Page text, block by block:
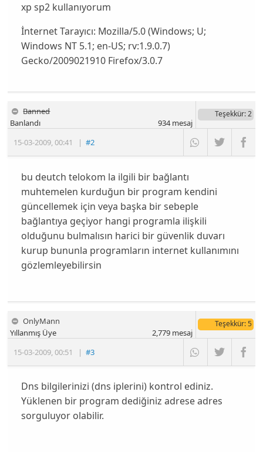
xp sp2 kullanıyorum
İnternet Tarayıcı: Mozilla/5.0 (Windows; U;
Windows NT 5.1; en-US; rv:1.9.0.7)
Gecko/2009021910 Firefox/3.0.7
Banned
15-03-2009,00:41 |#2
Banlandı
Teşekkür: 2
934mesaj
bu deutch telokom la ilgili bir bağlantı
muhtemelen kurduğun bir program kendini
güncellemek için veya başka bir sebeple
bağlantıya geçiyor hangi programla ilişkili
olduğunu bulmalısın harici bir güvenlik duvarı
kurup bununla programların internet kullanımını
gözlemleyebilirsin
OnlyMann
15-03-2009,00:51 |#3
Yıllanmış Üye
Teşekkür: 5
2,779mesaj
Dns bilgilerinizi (dns iplerini) kontrol ediniz.
Yüklenen bir program dediğiniz adrese adres
sorguluyor olabilir.